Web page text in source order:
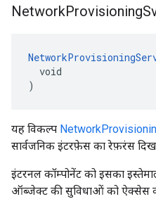
NetworkProvisioning
  void
)
यह विकल्प
सार्वजनिक इंटरफ़ेस का रेफ़रंस
इंटरनल कॉम्पोनेंट को इसका
ऑब्जेक्ट की सुविधाओं को ऐक्सेस